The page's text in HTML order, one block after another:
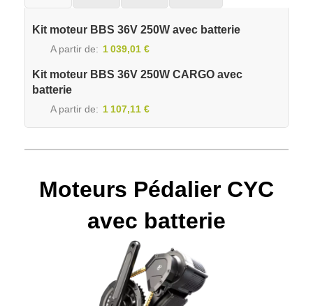
Kit moteur BBS 36V 250W avec batterie
A partir de 1 039,01 €
Kit moteur BBS 36V 250W CARGO avec
batterie
A partir de 1 107,11 €
Moteurs Pédalier CYC
avec batterie